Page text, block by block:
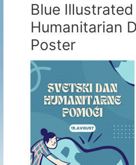
Blue
Humanitarian
Poster